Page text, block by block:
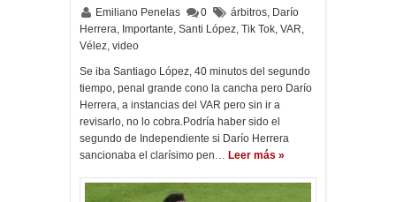
Emiliano Penelas 0 árbitros, Darío
Herrera, Importante, Santi López, Tik Tok, VAR,
Vélez, video
Se iba Santiago López, 40 minutos del segundo
tiempo, penal grande cono la cancha pero Darío
Herrera, a instancias del VAR pero sin ir a
revisarlo, no lo cobra.Podría haber sido el
segundo de Independiente si Darío Herrera
sancionaba el clarísimo pen… Leer más »